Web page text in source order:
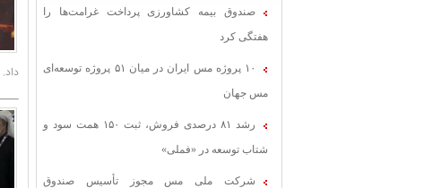
صندوق بیمه کشاورزی پرداخت غرامت‌ها را
هفتگی کرد
۱۰ پروژه مس ایران در میان ۵۱ پروژه توسعه‌ای
مس جهان
رشد ۸۱ درصدی فروش، ثبت ۱۵۰ همت سود و
شتاب توسعه در «فملی»
شرکت ملی مس مجوز تأسیس صندوق
داد.